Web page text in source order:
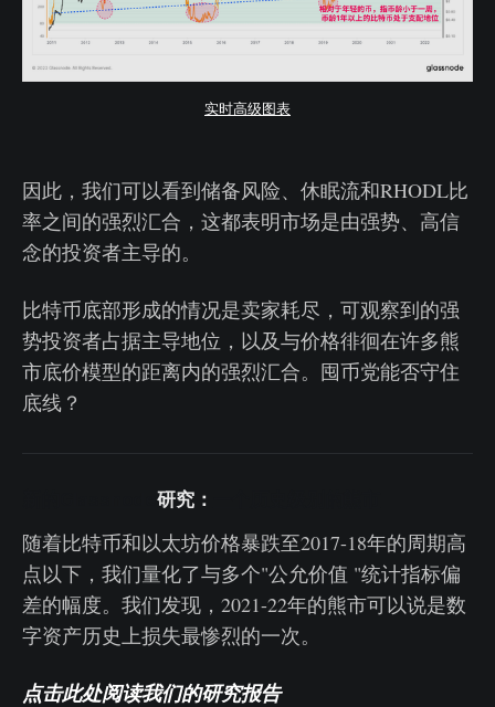
实时高级图表
因此，我们可以看到储备风险、休眠流和RHODL比
率之间的强烈汇合，这都表明市场是由强势、高信
念的投资者主导的。
比特币底部形成的情况是卖家耗尽，可观察到的强
势投资者占据主导地位，以及与价格徘徊在许多熊
市底价模型的距离内的强烈汇合。囤币党能否守住
底线？
新的Glassnode研究：
随着比特币和以太坊价格暴跌至2017-18年的周期高
点以下，我们量化了与多个"公允价值 "统计指标偏
差的幅度。我们发现，2021-22年的熊市可以说是数
字资产历史上损失最惨烈的一次。
点击此处阅读我们的研究报告